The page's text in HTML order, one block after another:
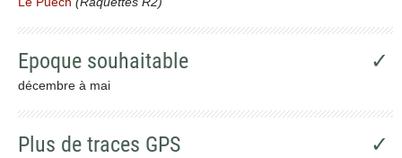
Epoque souhaitable ✓
décembre à mai
Plus de traces GPS ✓